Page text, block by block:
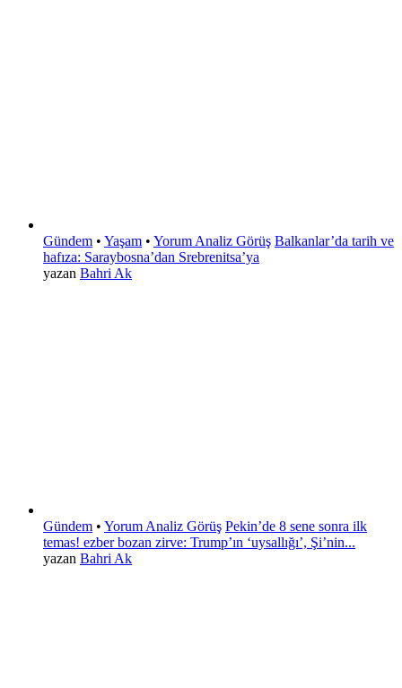
Gündem • Yaşam • Yorum Analiz Görüş Balkanlar’da tarih ve
hafıza: Saraybosna’dan Srebrenitsa’ya
yazan Bahri Ak
Gündem • Yorum Analiz Görüş Pekin’de 8 sene sonra ilk
temas! ezber bozan zirve: Trump’ın ‘uysallığı’, Şi’nin...
yazan Bahri Ak